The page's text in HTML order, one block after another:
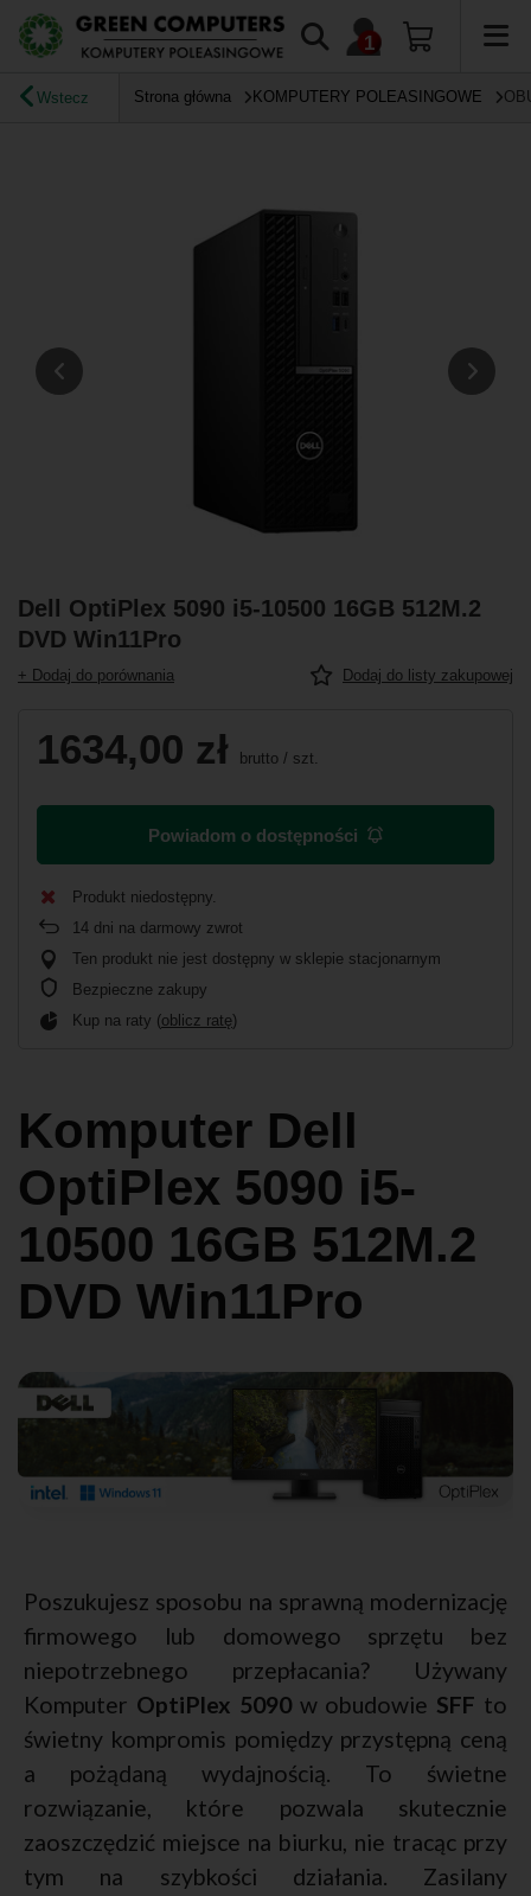
Wstecz Strona główna KOMPUTERY POLEASINGOWE
Dell OptiPlex 5090 i5-10500 16GB 512M.2
DVD Win11Pro
+ Dodaj do porównania Dodaj do listy zakupowej
1634,00 zł brutto / szt.
Powiadom o dostępności
Produkt niedostępny
14 dni na darmowy zwrot
Ten produkt nie jest dostępny w sklepie stacjonarnym
Bezpieczne zakupy
Kup na raty (oblicz ratę)
Komputer Dell
OptiPlex 5090 i5-
10500 16GB 512M.2
DVD Win11Pro
Poszukujesz sposobu na sprawną modernizację
firmowego lub domowego sprzętu bez
niepotrzebnego przepłacania? Używany
Komputer OptiPlex 5090w obudowie SFF to
świetny kompromis pomiędzy przystępną ceną
a pożądaną wydajnością. To świetne
rozwiązanie, które pozwala skutecznie
zaoszczędzić miejsce na biurku, nie tracąc przy
tym na szybkości działania. Zasilany